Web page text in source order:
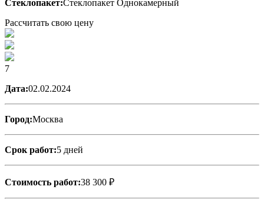
Стеклопакет:Стеклопакет Однокамерный
Рассчитать свою цену
7
Дата:02.02.2024
Город:Москва
Срок работ:5 дней
Стоимость работ:38 300 ₽